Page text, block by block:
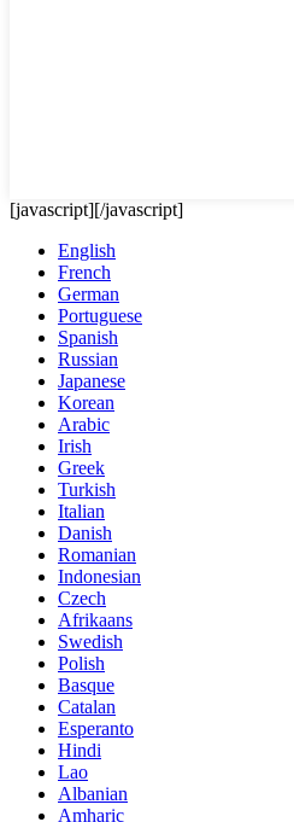
[javascript][/javascript]
English
French
German
Portuguese
Spanish
Russian
Japanese
Korean
Arabic
Irish
Greek
Turkish
Italian
Danish
Romanian
Indonesian
Czech
Afrikaans
Swedish
Polish
Basque
Catalan
Esperanto
Hindi
Lao
Albanian
Amharic